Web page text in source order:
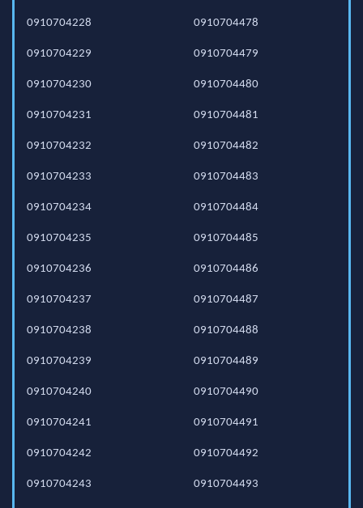
0910704228
0910704229
0910704230
0910704231
0910704232
0910704233
0910704234
0910704235
0910704236
0910704237
0910704238
0910704239
0910704240
0910704241
0910704242
0910704243
0910704478
0910704479
0910704480
0910704481
0910704482
0910704483
0910704484
0910704485
0910704486
0910704487
0910704488
0910704489
0910704490
0910704491
0910704492
0910704493